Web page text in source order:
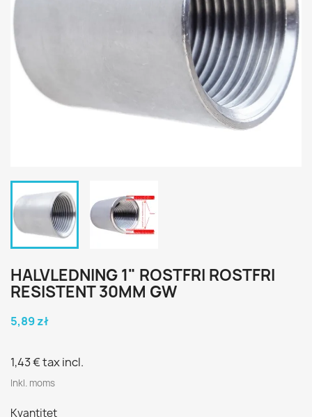
HALVLEDNING 1" ROSTFRI ROSTFRI
RESISTENT 30MM GW
5,89 zł
1,43 €tax incl.
Inkl. moms
Kvantitet